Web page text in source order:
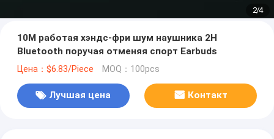
2/4
10M работая хэндс-фри шум наушника 2H
Bluetooth поручая отменяя спорт Earbuds
Цена：$6.83/Piece MOQ：100pcs
Лучшая цена Контакт